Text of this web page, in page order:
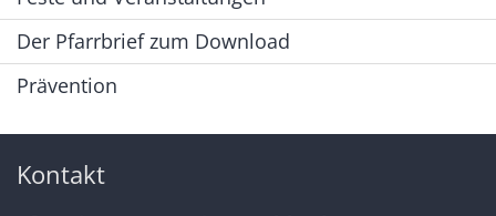
Der Pfarrbrief zum Download
Prävention
Kontakt